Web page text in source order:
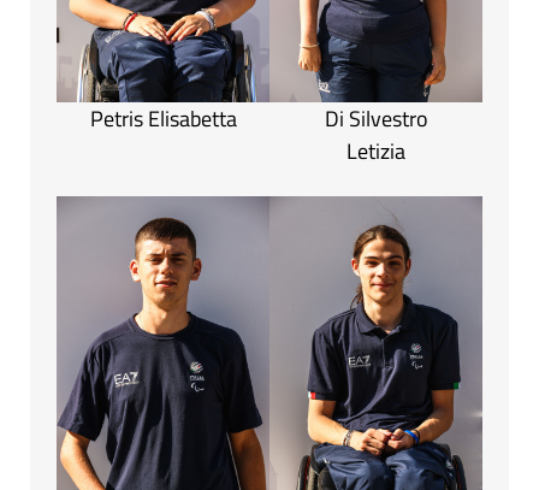
Petris Elisabetta
Di Silvestro
Letizia